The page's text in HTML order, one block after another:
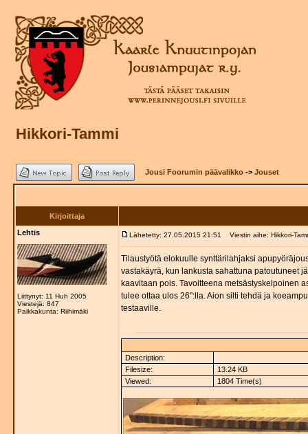
Hikkori-Tammi
Jousi Foorumin päävalikko -> Jouset
Kirjoittaja
Lehtis
Liittynyt: 11 Huh 2005
Viestejä: 847
Paikkakunta: Riihimäki
Lähetetty: 27.05.2015 21:51 Viestin aihe: Hikkori-
Tilaustyötä elokuulle synttärilahjaksi
vastakäyrä, kun lankusta sahattuna patoutuneet
kaavitaan pois. Tavoitteena metsästyskelpoinen
tulee ottaa ulos 26":lla. Aion silti tehdä ja
testaaville.
Description:
Filesize:
13.24 KB
Viewed:
1804 Time(s)